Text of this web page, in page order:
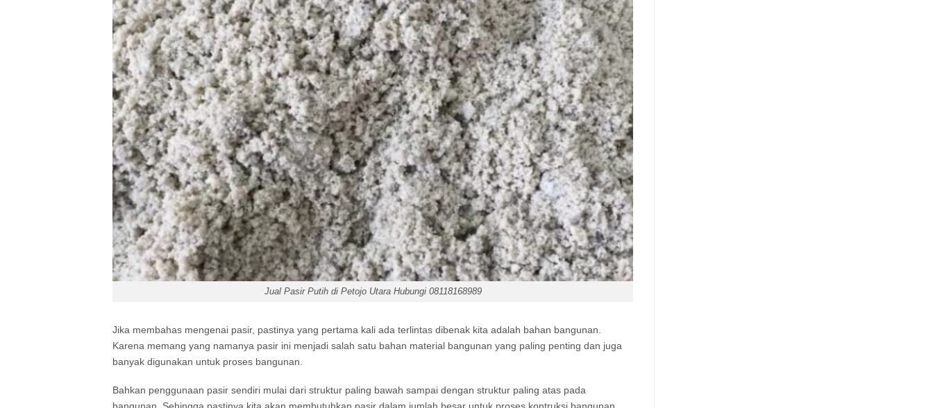
Jual Pasir Putih di Petojo Utara Hubungi 08118168989
Jika membahas mengenai pasir, pastinya yang pertama kali ada terlintas dibenak kita adalah bahan bangunan.
Karena memang yang namanya pasir ini menjadi salah satu bahan material bangunan yang paling penting dan juga
banyak digunakan untuk proses bangunan.
Bahkan penggunaan pasir sendiri mulai dari struktur paling bawah sampai dengan struktur paling atas pada